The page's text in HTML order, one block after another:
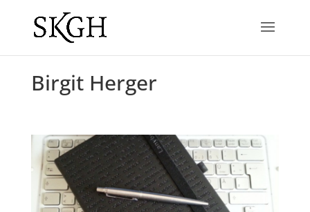
Birgit Herger